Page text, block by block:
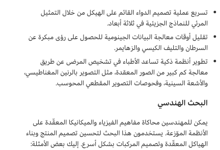
تسريع عملية تصميم الدواء القائم على الهيكل من خلال التمثيل
المرئي للنماذج الجزيئية في ثلاثة أبعاد.
تقليل أوقات معالجة البيانات الجينومية للحصول على رؤى مبكرة عن
السرطان والتليف الكيسي والزهايمر.
تطوير أنظمة ذكية تساعد الأطباء في تشخيص المرضى عن طريق
معالجة كم كبير من الصور المعقدة، مثل التصوير بالرنين المغناطيسي،
والأشعة السينية، وفحوصات التصوير المقطعي المحوسب.
البحث الهندسي
يمكن للمهندسين محاكاة مفاهيم الفيزياء والميكانيكا المعقّدة على
الأنظمة الموّزعة. يستخدمون هذا البحث لتحسين تصميم المنتج وبناء
الهياكل المعقّدة وتصميم المركبات بشكل أسرع. إليك بعض الأمثلة: